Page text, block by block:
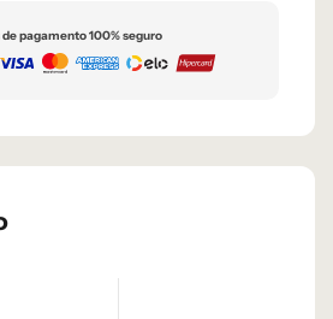
pagamento 100% seguro